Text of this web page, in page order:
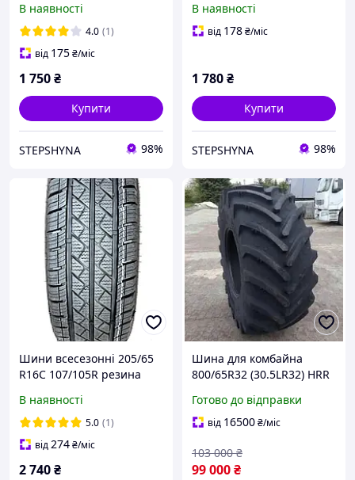
В наявності
4.0 (1)
від 175₴/міс
1 750₴
Купити
STEPSHYNA 98%
В наявності
від 178₴/міс
1 780₴
Купити
STEPSHYNA 98%
Шини всесезонні 205/65
R16C 107/105R резина
Season MYKI POLAND
В наявності
5.0 (1)
від274₴/міс
2 740₴
Шина для комбайна
800/65R32 (30.5LR32) HRR
Ascenso
Готово до відправки
від 16500₴/міс
99 000₴
103 000 ₴